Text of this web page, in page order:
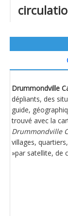
Drummondville
dépliants, des
guide,
trouvé avec la
Drummondville
villages,
»par satellite, de